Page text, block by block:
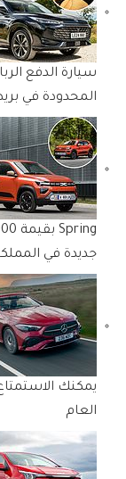
سيارة الدفع
المحدودة في
جديدة في
العام